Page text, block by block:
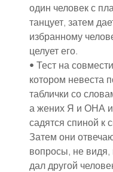
один человек с
танцует, затем
избранному
целует его.
• Тест на
котором невеста
таблички со
а жених Я и ОНА
садятся спиной к
Затем они
вопросы, не видя,
дал другой